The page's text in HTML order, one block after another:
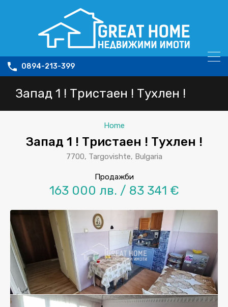
0894-213-399
Запад 1 ! Тристаен ! Тухлен !
Home
Запад 1 ! Тристаен ! Тухлен !
7700, Targovishte, Bulgaria
Продажби
163 000 лв. / 83 341 €